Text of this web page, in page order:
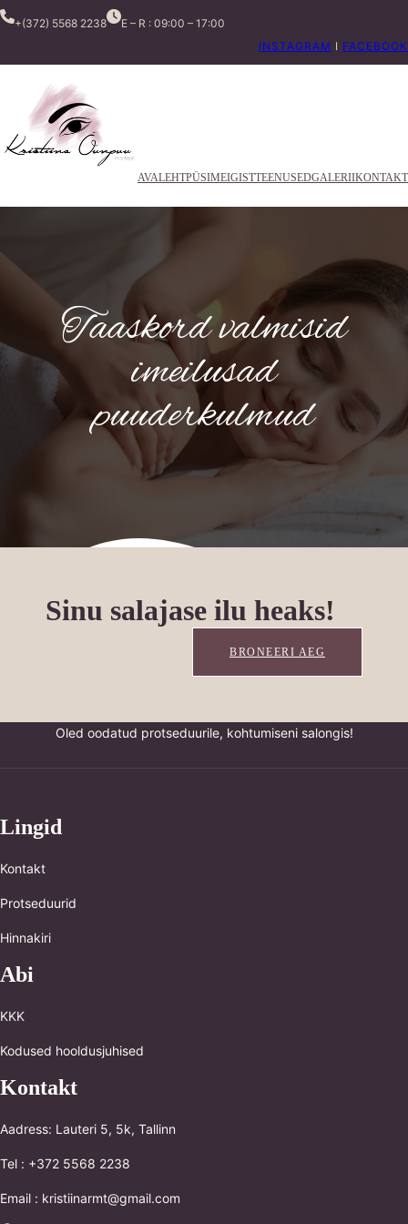
+(372) 5568 2238
E – R : 09:00 – 17:00
INSTAGRAM I FACEBOOK
AVALEHTPÜSIMEIGISTTEENUSEDGALERIIKONTAKT
Taaskord valmisid
imeilusad
puuderkulmud
Sinu salajase ilu heaks!
BRONEERI AEG
Oled oodatud protseduurile, kohtumiseni salongis!
Lingid
Kontakt
Protseduurid
Hinnakiri
Abi
KKK
Kodused hooldusjuhised
Kontakt
Aadress: Lauteri 5, 5k, Tallinn
Tel : +372 5568 2238
Email : kristiinarmt@gmail.com